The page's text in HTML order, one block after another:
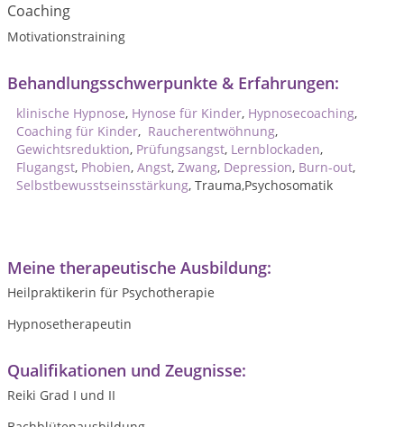
Coaching
Motivationstraining
Behandlungsschwerpunkte & Erfahrungen:
klinische Hypnose, Hynose für Kinder, Hypnosecoaching,
Coaching für Kinder, Raucherentwöhnung,
Gewichtsreduktion, Prüfungsangst, Lernblockaden,
Flugangst, Phobien, Angst, Zwang, Depression, Burn-out,
Selbstbewusstseinsstärkung, Trauma,Psychosomatik
Meine therapeutische Ausbildung:
Heilpraktikerin für Psychotherapie
Hypnosetherapeutin
Qualifikationen und Zeugnisse:
Reiki Grad I und II